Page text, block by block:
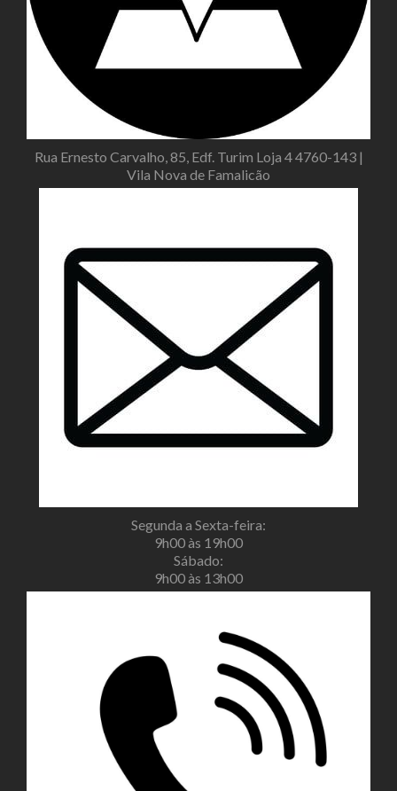
Rua Ernesto Carvalho, 85, Edf. Turim Loja 4 4760-143 |
Vila Nova de Famalicão
Segunda a Sexta-feira:
9h00 às 19h00
Sábado:
9h00 às 13h00